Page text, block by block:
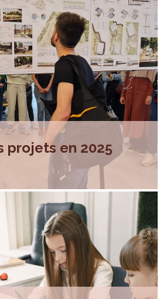
projets en 2025